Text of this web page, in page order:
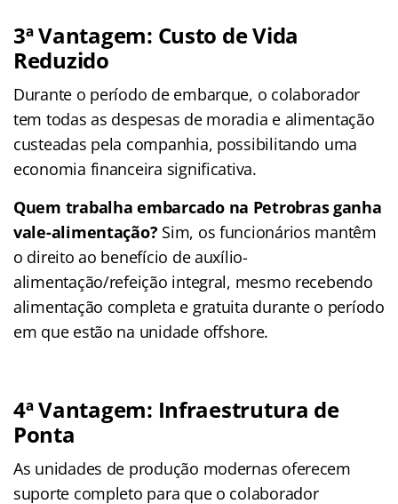
3ª Vantagem: Custo de Vida
Reduzido
Durante o período de embarque, o colaborador
tem todas as despesas de moradia e alimentação
custeadas pela companhia, possibilitando uma
economia financeira significativa.
Quem trabalha embarcado na Petrobras ganha
vale-alimentação?Sim, os funcionários mantêm
o direito ao benefício de auxílio-
alimentação/refeição integral, mesmo recebendo
alimentação completa e gratuita durante o período
em que estão na unidade offshore.
4ª Vantagem: Infraestrutura de
Ponta
As unidades de produção modernas oferecem
suporte completo para que o colaborador